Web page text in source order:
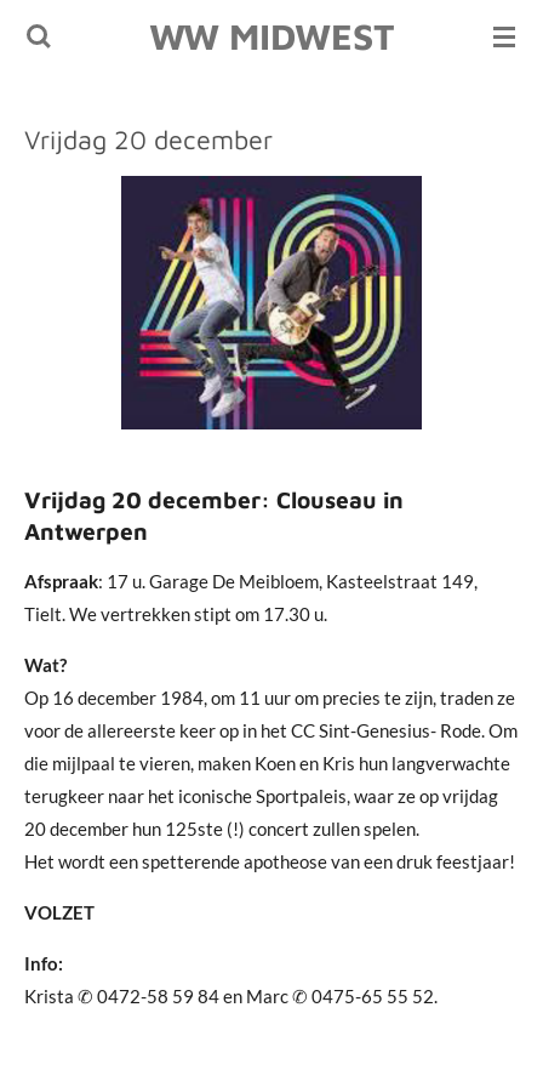
Ga
hoofdinhoud
WW MIDWEST
Vrijdag 20 december
Vrijdag 20 december: Clouseau in
Antwerpen
Afspraak: 17 u. Garage De Meibloem, Kasteelstraat 149,
Tielt. We vertrekken stipt om 17.30 u.
Wat?
Op 16 december 1984, om 11 uur om precies te zijn, traden ze
voor de allereerste keer op in het CC Sint-Genesius- Rode. Om
die mijlpaal te vieren, maken Koen en Kris hun langverwachte
terugkeer naar het iconische Sportpaleis, waar ze op vrijdag
20 december hun 125ste (!) concert zullen spelen.
Het wordt een spetterende apotheose van een druk feestjaar!
VOLZET
Info:
Krista ✆ 0472-58 59 84 en Marc ✆ 0475-65 55 52.